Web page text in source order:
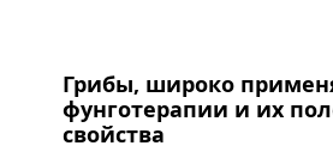
Грибы, широко
фунготерапии и их
свойства